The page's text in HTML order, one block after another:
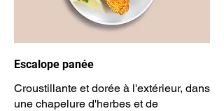
Escalope panée
Croustillante et dorée à l'extérieur, dans
une chapelure d'herbes et de